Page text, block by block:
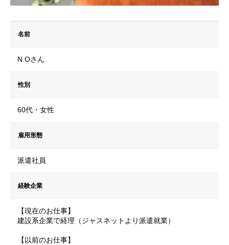
名前
N.Oさん
性別
60代・女性
雇用形態
派遣社員
経験企業
【現在のお仕事】
建設系企業で経理（ジャスネットより派遣就業）
【以前のお仕事】